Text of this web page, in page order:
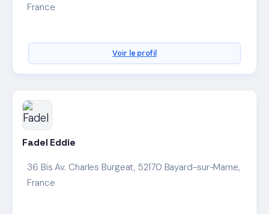
France
Voir le profil
Fadel Eddie
36 Bis Av. Charles Burgeat, 52170 Bayard-sur-Marne,
France